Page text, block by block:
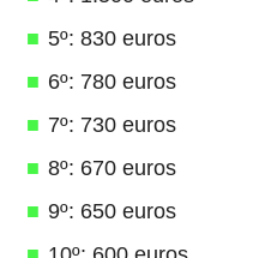
5º: 830 euros
6º: 780 euros
7º: 730 euros
8º: 670 euros
9º: 650 euros